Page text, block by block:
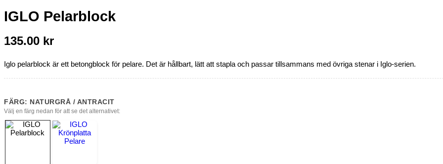
IGLO Pelarblock
135.00 kr
Iglo pelarblock är ett betongblock för pelare. Det är hållbart, lätt att stapla och passar tillsammans med övriga stenar i Iglo-serien.
FÄRG: NATURGRÅ / ANTRACIT
Välj en färg nedan för att se det alternativet: